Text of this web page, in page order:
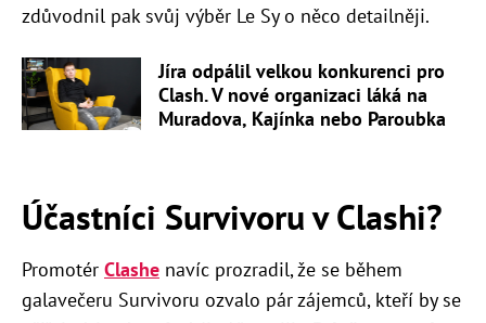
zdůvodnil pak svůj výběr Le Sy o něco detailněji.
Jíra odpálil velkou konkurenci pro
Clash. V nové organizaci láká na
Muradova, Kajínka nebo Paroubka
Účastníci Survivoru v Clashi?
Promotér Clashe navíc prozradil, že se během
galavečeru Survivoru ozvalo pár zájemců, kteří by se